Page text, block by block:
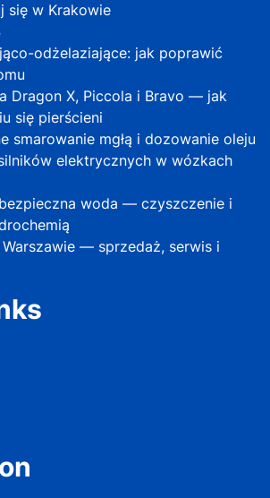
się w Krakowie
odżelaziające: jak poprawić
Dragon X, Piccola i Bravo — jak
się pierścieni
smarowanie mgłą i dozowanie oleju
elektrycznych w wózkach
woda — czyszczenie i
— sprzedaż, serwis i